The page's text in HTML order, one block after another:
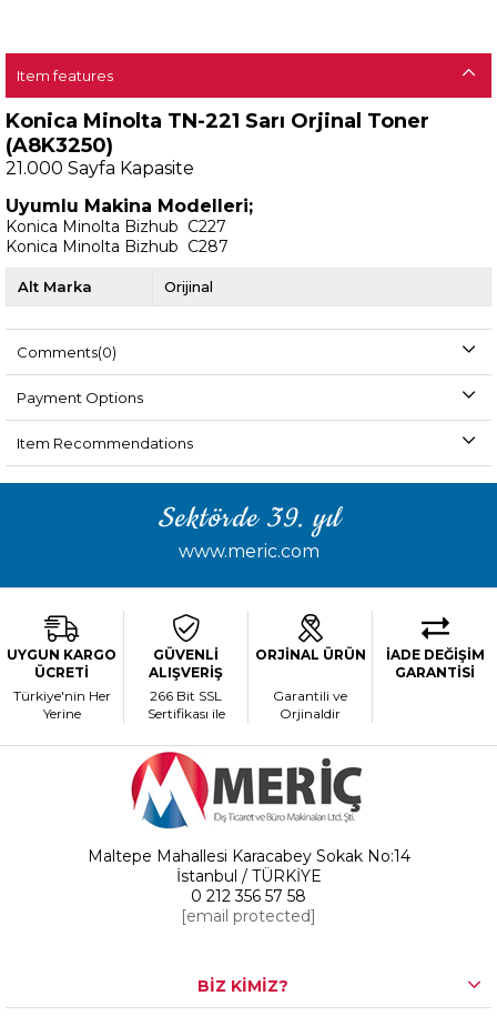
Item features
Konica Minolta TN-221 Sarı Orjinal Toner
(A8K3250)
21.000 Sayfa Kapasite
Uyumlu Makina Modelleri;
Konica Minolta Bizhub C227
Konica Minolta Bizhub C287
Alt Marka Orijinal
Comments(0)
Payment Options
Item Recommendations
Sektörde 39. yıl
www.meric.com
UYGUN KARGO
ÜCRETİ
Türkiye'nin Her
Yerine
GÜVENLİ
ALIŞVERİŞ
266 Bit SSL
Sertifikası ile
ORJİNAL ÜRÜN
Garantili ve
Orjinaldir
İADE DEĞİŞİM
GARANTİSİ
Maltepe Mahallesi Karacabey Sokak No:14
İstanbul / TÜRKİYE
0 212 356 57 58
[email protected]
BİZ KİMİZ?